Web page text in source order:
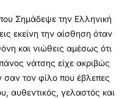
Σημάδεψε την Ελληνική
εκείνη την αίσθηση όταν
και νιώθεις αμέσως ότι
νάτσης είχε ακριβώς
τον φίλο που έβλεπες
αυθεντικός, γελαστός και